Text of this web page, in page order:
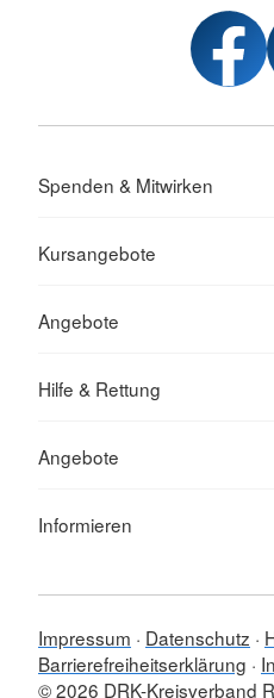
Spenden & Mitwirken
Kursangebote
Angebote
Hilfe & Rettung
Angebote
Informieren
Impressum Datenschutz
Barrierefreiheitserklärung
© 2026 DRK-Kreisverband